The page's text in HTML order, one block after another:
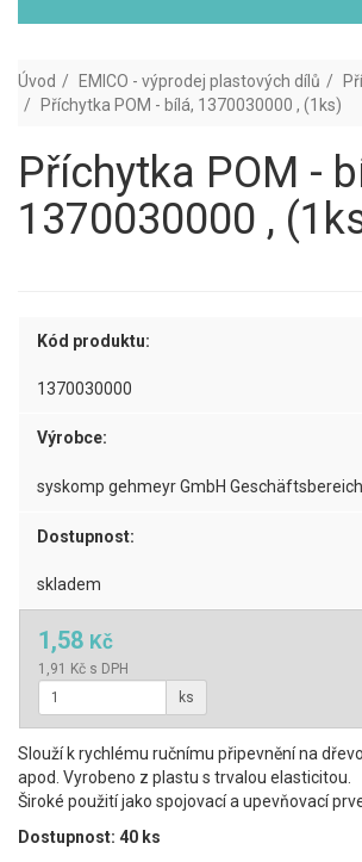
Úvod EMICO - výprodej plastových dílů
Příchytka POM - bílá, 1370030000 , (1ks)
Příchytka POM -
1370030000 ,
Kód produktu:
1370030000
Výrobce:
syskomp gehmeyr GmbH
Dostupnost:
skladem
1,58 Kč
1,91 Kč s DPH
ks
Slouží k rychlému ručnímu připevnění na
apod. Vyrobeno z plastu s trvalou elasticitou.
Široké použití jako spojovací a upevňovací
Dostupnost: 40 ks